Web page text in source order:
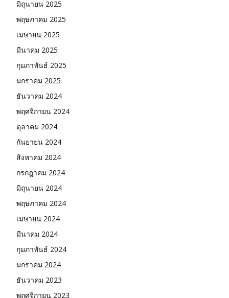
มิถุนายน 2025
พฤษภาคม 2025
เมษายน 2025
มีนาคม 2025
กุมภาพันธ์ 2025
มกราคม 2025
ธันวาคม 2024
พฤศจิกายน 2024
ตุลาคม 2024
กันยายน 2024
สิงหาคม 2024
กรกฎาคม 2024
มิถุนายน 2024
พฤษภาคม 2024
เมษายน 2024
มีนาคม 2024
กุมภาพันธ์ 2024
มกราคม 2024
ธันวาคม 2023
พฤศจิกายน 2023